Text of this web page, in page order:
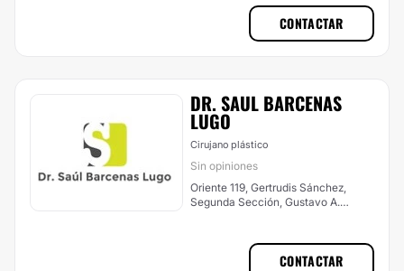
CONTACTAR
DR. SAUL BARCENAS
LUGO
Cirujano plástico
Sin opiniones
Oriente 119, Gertrudis Sánchez,
Segunda Sección, Gustavo A.
CONTACTAR